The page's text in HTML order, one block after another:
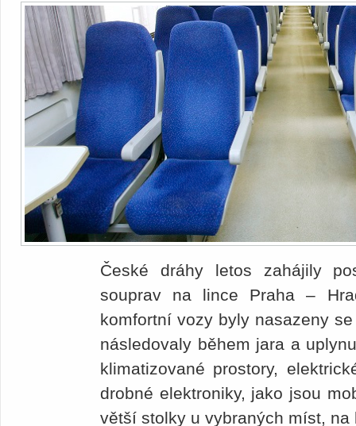
České dráhy letos zahájily
souprav na lince Praha –
komfortní vozy byly nasazeny
následovaly během jara a
klimatizované prostory,
drobné elektroniky, jako jsou
větší stolky u vybraných míst, na